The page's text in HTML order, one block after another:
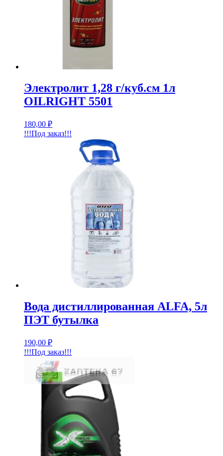
Электролит 1,28 г/куб.см 1л
OILRIGHT 5501
180,00 ₽
!!!Под заказ!!!
Вода дистиллированная ALFA, 5л
ПЭТ бутылка
190,00 ₽
!!!Под заказ!!!